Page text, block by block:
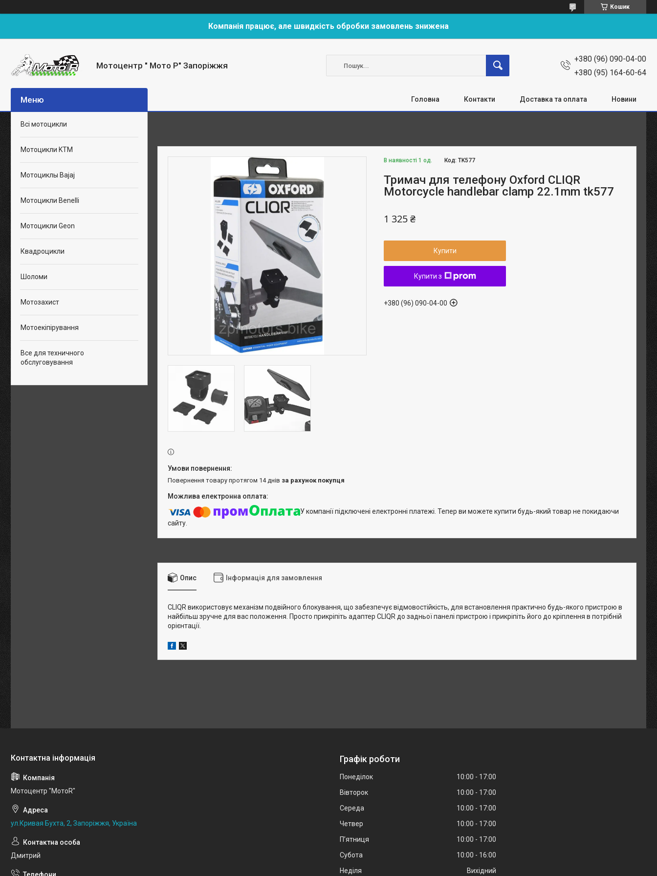
Кошик
Компанія працює, але швидкість обробки замовлень знижена
Мотоцентр " Мото Р" Запоріжжя
+380 (96) 090-04-00
+380 (95) 164-60-64
Головна Контакти Доставка та оплата Новини
В наявності 1 од. Код:TK577
Тримач для телефону Oxford CLIQR
Motorcycle handlebar clamp 22.1mm tk577
1 325 ₴
Купити
Купити з
+380 (96) 090-04-00
повернення товару протягом 14 днів за рахунок покупця
У компанії підключені електронні платежі. Тепер ви можете купити будь-який товар не покидаючи
сайту.
Опис Інформація для замовлення
CLIQR використовує механізм подвійного блокування, що забезпечує відмовостійкість, для встановлення практично будь-якого пристрою в
найбільш зручне для вас положення. Просто прикріпіть адаптер CLIQR до задньої панелі пристрою і прикріпіть його до кріплення в потрібній
орієнтації.
Всі мотоцикли
Мотоцикли KTM
Мотоциклы Bajaj
Мотоцикли Benelli
Мотоцикли Geon
Квадроцикли
Шоломи
Мотозахист
Мотоекіпірування
Все для техничного
обслуговування
Мотоцентр "МотоR"
ул.Кривая Бухта, 2, Запоріжжя, Україна
Дмитрий
Графік роботи
Понеділок 10:00
17:00
Вівторок
10:00
17:00
Середа
10:00
17:00
Четвер
10:00
17:00
Пʼятниця
10:00
17:00
Субота
10:00
16:00
Неділя
Вихідний